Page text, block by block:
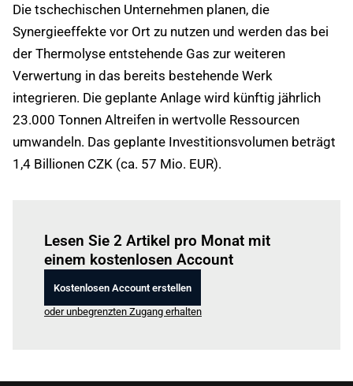
Die tschechischen Unternehmen planen, die
Synergieeffekte vor Ort zu nutzen und werden das bei
der Thermolyse entstehende Gas zur weiteren
Verwertung in das bereits bestehende Werk
integrieren. Die geplante Anlage wird künftig jährlich
23.000 Tonnen Altreifen in wertvolle Ressourcen
umwandeln. Das geplante Investitionsvolumen beträgt
1,4 Billionen CZK (ca. 57 Mio. EUR).
Lesen Sie 2 Artikel pro Monat mit
einem kostenlosen Account
Kostenlosen Account erstellen
oder unbegrenzten Zugang erhalten